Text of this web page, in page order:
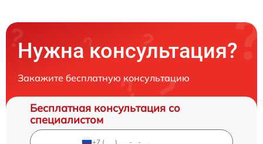
Нужна консультация?
Закажите бесплатную консультацию
Бесплатная консультация со
специалистом